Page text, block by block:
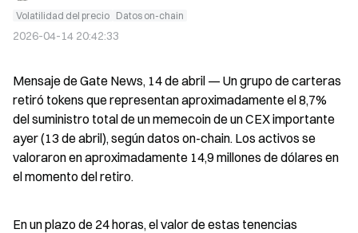
Volatilidad del precio Datos on-chain
2026-04-14 20:42:33
Mensaje de Gate News, 14 de abril — Un grupo de carteras
retiró tokens que representan aproximadamente el 8,7%
del suministro total de un memecoin de un CEX importante
ayer (13 de abril), según datos on-chain. Los activos se
valoraron en aproximadamente 14,9 millones de dólares en
el momento del retiro.
En un plazo de 24 horas, el valor de estas tenencias